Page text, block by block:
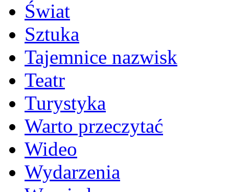
Świat
Sztuka
Tajemnice nazwisk
Teatr
Turystyka
Warto przeczytać
Wideo
Wydarzenia